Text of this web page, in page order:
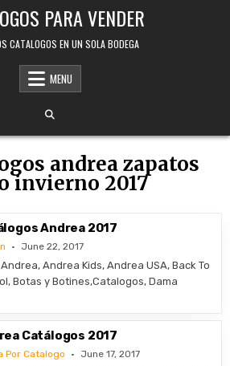
PARA VENDER
CATALOGOS EN UN SOLA BODEGA
MENU
andrea zapatos
invierno 2017
Andrea 2017
June 22, 2017
Andrea, Andrea Kids, Andrea USA, Back To
Botas y Botines,Catalogos, Dama
Catálogos 2017
Por Catalogo June 17, 2017